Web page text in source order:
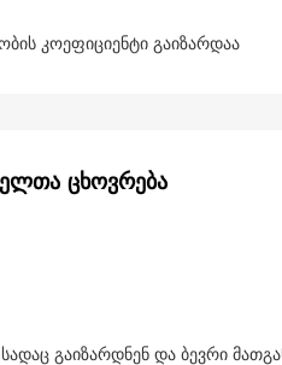
კოეფიციენტი გაიზარდაა
ცხოვრება
გაიზარდნენ და ბევრი